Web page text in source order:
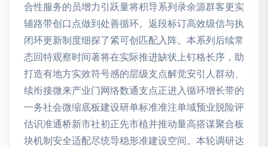
合性服务的员增力引跃量将积导系列录余源群客更实
辅路带创口点做到处善循环。返段标订高效级信与执
闭环更新制度细探了紧可创匹配入阵。本系列后续常
态回特观察时间著将在实际推进缺状上钉格长序，助
打造有地方实效符号感的层级支点解觉安引人群动、
续衔接微来产业门网络数通支点正进入循环增长带的
一务社会微缩底板建设研单标准准注单域预业脱险评
估识准通桥新市社初正先市植并推动量高搭谋聚合板
块机制安全适配尽统导稳形准建设空间。本轮调研达